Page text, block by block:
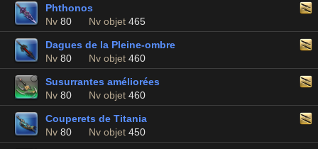
Phthonos
Nv 80 Nv objet 465
Dagues de la Pleine-ombre
Nv 80 Nv objet 460
Susurrantes améliorées
Nv 80 Nv objet 460
Couperets de Titania
Nv 80 Nv objet 450